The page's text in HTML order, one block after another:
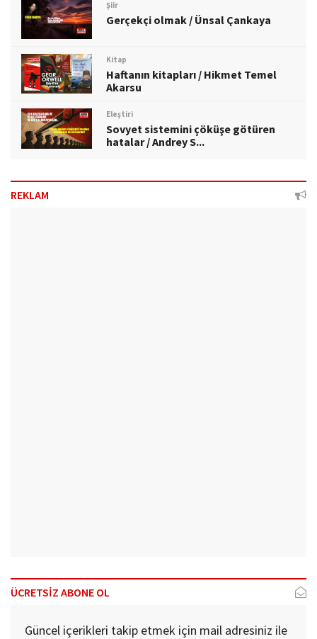
Şiir
Gerçekçi olmak / Ünsal Çankaya
Kitap
Haftanın kitapları / Hikmet Temel
Akarsu
Eleştiri
Sovyet sistemini çöküşe götüren
hatalar / Andrey S...
REKLAM
ÜCRETSİZ ABONE OL
Güncel içerikleri takip etmek için mail adresiniz ile